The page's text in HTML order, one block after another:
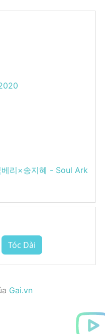
리×송지혜 - Soul Ark
Tóc Dài
Gai.vn